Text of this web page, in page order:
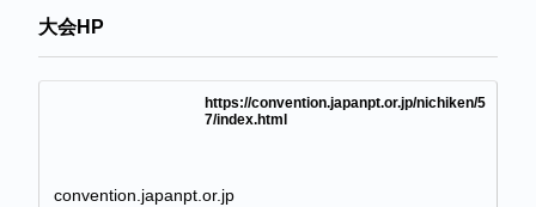
大会HP
https://convention.japanpt.or.jp/nichiken/5
7/index.html
convention.japanpt.or.jp